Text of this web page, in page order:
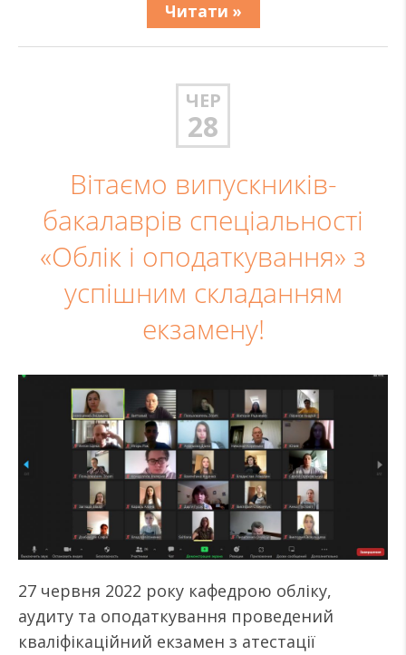
Читати »
ЧЕР
28
Вітаємо випускників-
бакалаврів спеціальності
«Облік і оподаткування» з
успішним складанням
екзамену!
27 червня 2022 року кафедрою обліку,
аудиту та оподаткування проведений
кваліфікаційний екзамен з атестації